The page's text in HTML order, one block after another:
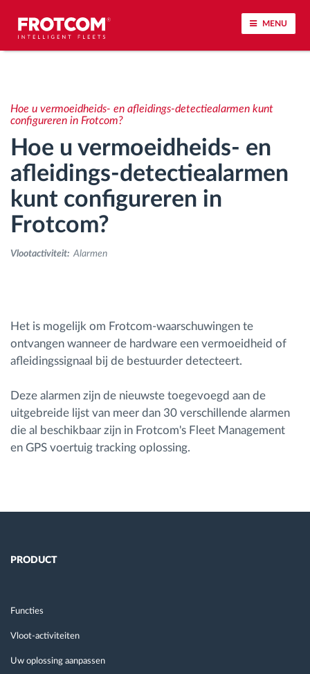
MENU
Rijgedrag analyse
Controle van rijtijden
Personeelsbeheer
Downloaden van tachograaf op afstand
Routeplanning en -monitoring
Ontdek alle functies
oplossen
Hoe u vermoeidheids- en afleidings-detectiealarmen kunt
configureren in Frotcom?
Hoe u vermoeidheids- en
afleidings-detectiealarmen
kunt configureren in
Frotcom?
Vlootactiviteit: Alarmen
Het is mogelijk om Frotcom-waarschuwingen te
ontvangen wanneer de hardware een vermoeidheid of
afleidingssignaal bij de bestuurder detecteert.
Deze alarmen zijn de nieuwste toegevoegd aan de
uitgebreide lijst van meer dan 30 verschillende alarmen
die al beschikbaar zijn in Frotcom's Fleet Management
en GPS voertuig tracking oplossing.
PRODUCT
Functies
Vloot-activiteiten
Uw oplossing aanpassen